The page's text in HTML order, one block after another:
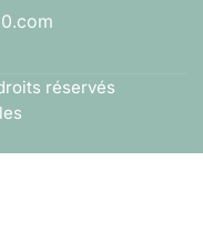
réservés